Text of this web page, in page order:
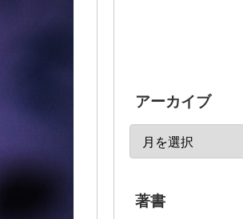
アーカイブ
著書